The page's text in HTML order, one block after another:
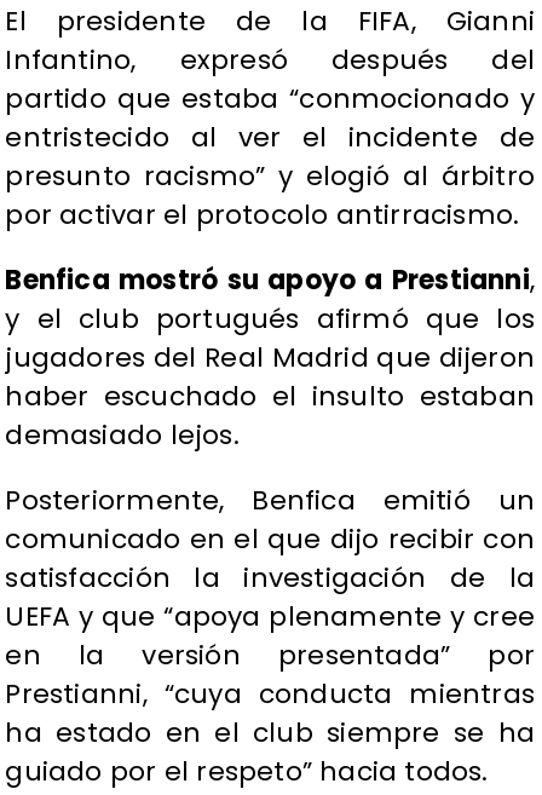
El presidente de la FIFA, Gianni
Infantino, expresó después del
partido que estaba “conmocionado y
entristecido al ver el incidente de
presunto racismo” y elogió al árbitro
por activar el protocolo antirracismo.
Benfica mostró su apoyo a Prestianni,
y el club portugués afirmó que los
jugadores del Real Madrid que dijeron
haber escuchado el insulto estaban
demasiado lejos.
Posteriormente, Benfica emitió un
comunicado en el que dijo recibir con
satisfacción la investigación de la
UEFA y que “apoya plenamente y cree
en la versión presentada” por
Prestianni, “cuya conducta mientras
ha estado en el club siempre se ha
guiado por el respeto” hacia todos.